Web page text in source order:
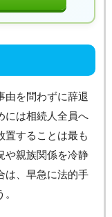
由を問わずに辞退
には相続人全員へ
置することは最も
や親族関係を冷静
は、早急に法的手